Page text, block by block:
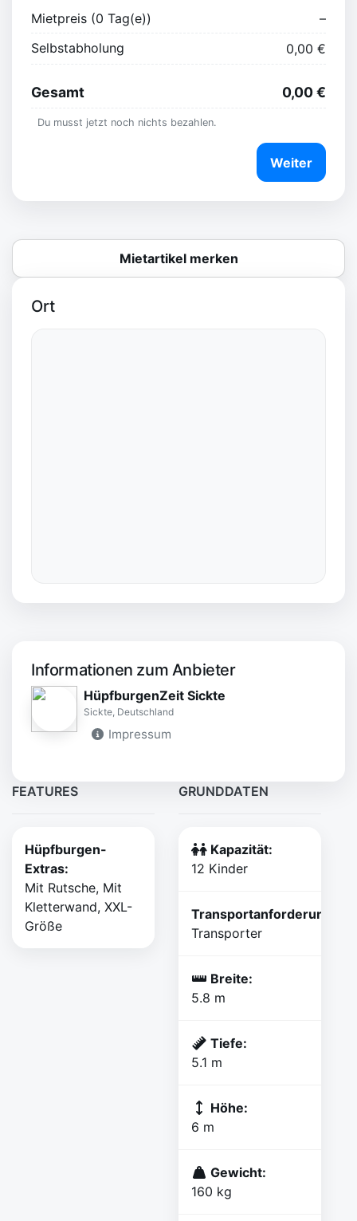
Mietpreis (0 Tag(e))
–
Selbstabholung
0,00 €
Gesamt 0,00 €
Du musst jetzt noch nichts bezahlen.
Weiter
Mietartikel merken
Ort
Informationen zum Anbieter
HüpfburgenZeit Sickte
Sickte, Deutschland
Impressum
FEATURES
Hüpfburgen-
Extras:
Mit Rutsche, Mit
Kletterwand, XXL-
Größe
GRUNDDATEN
Kapazität:
12 Kinder
Transportanforderungen:
Transporter
Breite:
5.8 m
Tiefe:
5.1 m
Höhe:
6 m
Gewicht:
160 kg